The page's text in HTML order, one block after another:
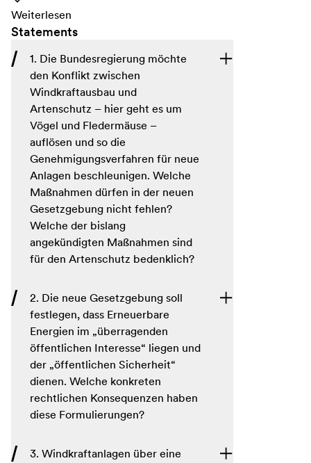
Weiterlesen
Statements
1. Die Bundesregierung möchte
den Konflikt zwischen
Windkraftausbau und
Artenschutz – hier geht es um
Vögel und Fledermäuse –
auflösen und so die
Genehmigungsverfahren für neue
Anlagen beschleunigen. Welche
Maßnahmen dürfen in der neuen
Gesetzgebung nicht fehlen?
Welche der bislang
angekündigten Maßnahmen sind
für den Artenschutz bedenklich?
2. Die neue Gesetzgebung soll
festlegen, dass Erneuerbare
Energien im „überragenden
öffentlichen Interesse“ liegen und
der „öffentlichen Sicherheit“
dienen. Welche konkreten
rechtlichen Konsequenzen haben
diese Formulierungen?
3. Windkraftanlagen über eine